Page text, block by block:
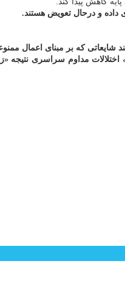
داده و درحال تعویض هستند.
شایعاتی که بر مبنای اعمال
اختلالات مداوم سراسری نتیجه